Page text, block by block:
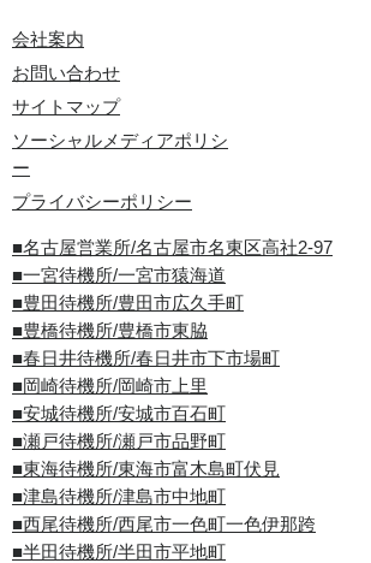
会社案内
お問い合わせ
サイトマップ
ソーシャルメディアポリシ
ー
プライバシーポリシー
■名古屋営業所/名古屋市名東区高社2-97
■一宮待機所/一宮市猿海道
■豊田待機所/豊田市広久手町
■豊橋待機所/豊橋市東脇
■春日井待機所/春日井市下市場町
■岡崎待機所/岡崎市上里
■安城待機所/安城市百石町
■瀬戸待機所/瀬戸市品野町
■東海待機所/東海市富木島町伏見
■津島待機所/津島市中地町
■西尾待機所/西尾市一色町一色伊那跨
■半田待機所/半田市平地町